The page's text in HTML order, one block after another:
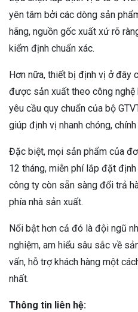
yên tâm bởi các dòng sản
hãng, nguồn gốc xuất xứ rõ
kiểm định chuẩn xác.
Hơn nữa, thiết bị định vị ở đây
được sản xuất theo công
yêu cầu quy chuẩn của bộ
giúp định vị nhanh chóng, chính
Đặc biệt, mọi sản phẩm của
12 tháng, miễn phí lắp đặt
công ty còn sẵn sàng đổi trả
phía nhà sản xuất.
Nổi bật hơn cả đó là đội ngũ
nghiệm, am hiểu sâu sắc về
vấn, hỗ trợ khách hàng một
nhất.
Thông tin liên hệ: